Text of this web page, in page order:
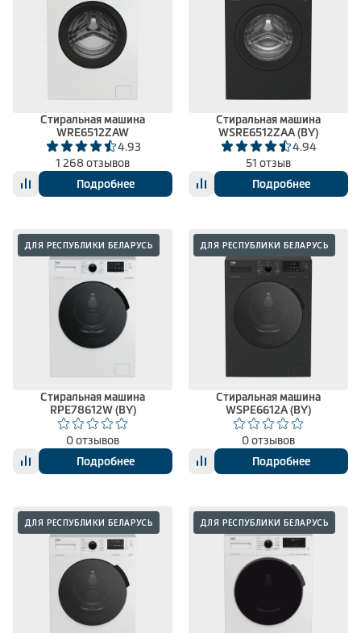
Стиральная машина
WRE6512ZAW
4.93
1 268 отзывов
Подробнее
Стиральная машина
WSRE6512ZAA (BY)
4.94
51 отзыв
Подробнее
ДЛЯ РЕСПУБЛИКИ БЕЛАРУСЬ
Стиральная машина
RPE78612W (BY)
0 отзывов
Подробнее
ДЛЯ РЕСПУБЛИКИ БЕЛАРУСЬ
Стиральная машина
WSPE6612A (BY)
0 отзывов
Подробнее
ДЛЯ РЕСПУБЛИКИ БЕЛАРУСЬ ДЛЯ РЕСПУБЛИКИ БЕЛАРУСЬ